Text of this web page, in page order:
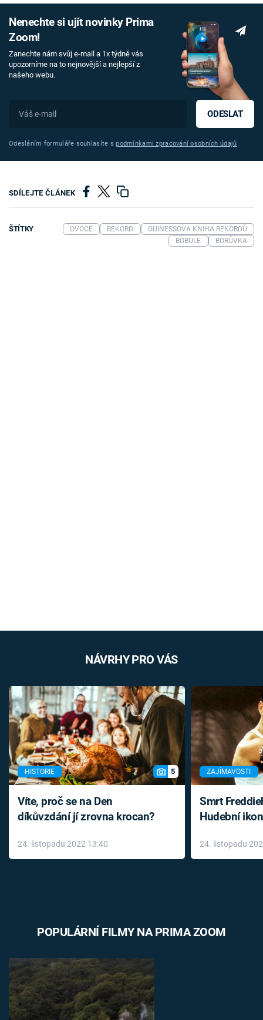
Nenechte si ujít novinky Prima
Zoom!
Zanechte nám svůj e-mail a 1x týdně vás
upozorníme na to nejnovější a nejlepší z
našeho webu.
ODESLAT
Odesláním formuláře souhlasíte spodmínkami zpracování osobních údajů
SDÍLEJTE ČLÁNEK
ŠTÍTKY OVOCE REKORD
GUINESSOVA KNIHA REKORDŮ
BOBULE
BORŮVKA
NÁVRHY PRO VÁS
HISTORIE 5
Víte, proč se na Den
díkůvzdání jí zrovna krocan?
24. listopadu 2022 13:40
ZAJÍMAVOSTI
Smrt
Hudební
léky
24. listopadu
POPULÁRNÍ FILMY NA PRIMA ZOOM